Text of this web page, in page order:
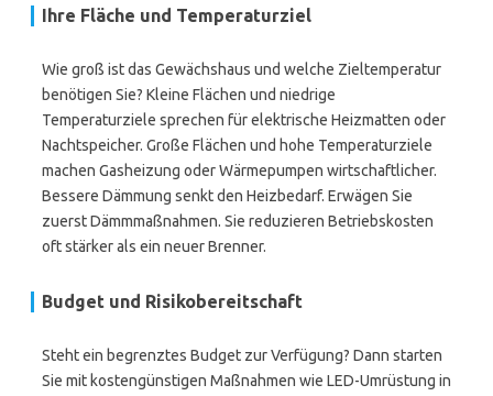
Ihre Fläche und Temperaturziel
Wie groß ist das Gewächshaus und welche Zieltemperatur
benötigen Sie? Kleine Flächen und niedrige
Temperaturziele sprechen für elektrische Heizmatten oder
Nachtspeicher. Große Flächen und hohe Temperaturziele
machen Gasheizung oder Wärmepumpen wirtschaftlicher.
Bessere Dämmung senkt den Heizbedarf. Erwägen Sie
zuerst Dämmmaßnahmen. Sie reduzieren Betriebskosten
oft stärker als ein neuer Brenner.
Budget und Risikobereitschaft
Steht ein begrenztes Budget zur Verfügung? Dann starten
Sie mit kostengünstigen Maßnahmen wie LED-Umrüstung in